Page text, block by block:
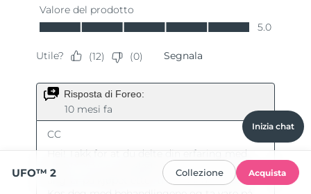
Inizia chat
UFO™ 2 Collezione Acquista